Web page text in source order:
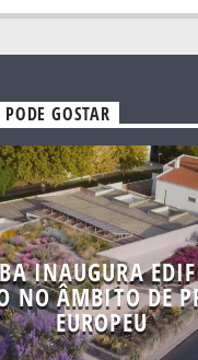
GOSTAR
INAUGURA
NO ÂMBITO DE
EUROPEU